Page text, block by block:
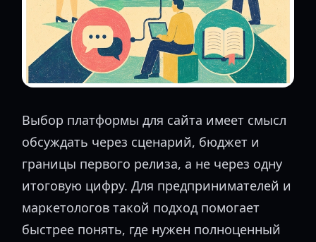
Выбор платформы для сайта имеет смысл
обсуждать через сценарий, бюджет и
границы первого релиза, а не через одну
итоговую цифру. Для предпринимателей и
маркетологов такой подход помогает
быстрее понять, где нужен полноценный